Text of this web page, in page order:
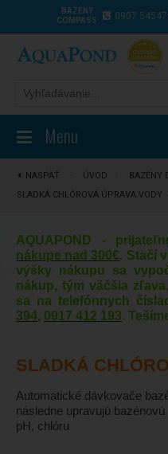
BAZÉNY
COMPASS
0907
Menu
NASPÄŤ ÚVOD BAZÉNY
SLADKÁ CHLÓROVÁ ÚPRAVA VODY
AQUAPOND -
nákupe nad 300€. Stačí
výšky nákupu sa
nákup, tým väčšia
sa na telefónnych
394, 0917 412 193.
SLADKÁ
Automatické dávkovače
následne upravujú
pH, chlóru